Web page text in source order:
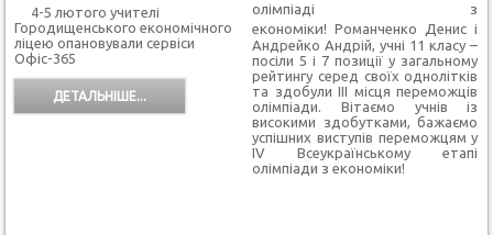
4-5 лютого учителі
Городищенського економічного
ліцею опановували сервіси
Офіс-365
ДЕТАЛЬНІШЕ...
олімпіаді з
економіки!Романченко Денис і
Андрейко Андрій, учні 11 класу –
посіли 5 і 7 позиції у загальному
рейтингу серед своїх однолітків
та здобули ІІІ місця переможців
олімпіади. Вітаємо учнів із
високими здобутками, бажаємо
успішних виступів переможцям у
ІV Всеукраїнському етапі
олімпіади з економіки!